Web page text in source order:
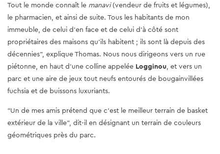
Tout le monde connaît le manavi(vendeur de fruits et légumes),
le pharmacien, et ainsi de suite. Tous les habitants de mon
immeuble, de celui d'en face et de celui d'à côté sont
propriétaires des maisons qu'ils habitent ; ils sont là depuis des
décennies", explique Thomas. Nous nous dirigeons vers un rue
piétonne, en haut d'une colline appelée Logginou, et vers un
parc et une aire de jeux tout neufs entourés de bougainvillées
fuchsia et de buissons luxuriants.
"Un de mes amis prétend que c'est le meilleur terrain de basket
extérieur de la ville", dit-il en désignant un terrain de couleurs
géométriques près du parc.